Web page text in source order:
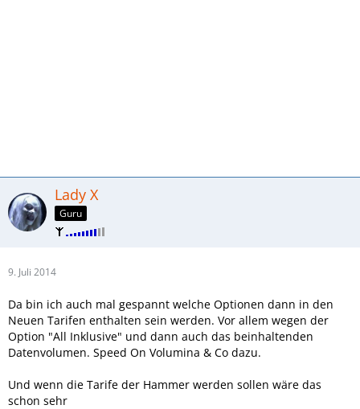
Lady X
Guru
9. Juli 2014
Da bin ich auch mal gespannt welche Optionen dann in den
Neuen Tarifen enthalten sein werden. Vor allem wegen der
Option "All Inklusive" und dann auch das beinhaltenden
Datenvolumen. Speed On Volumina & Co dazu.
Und wenn die Tarife der Hammer werden sollen wäre das
schon sehr